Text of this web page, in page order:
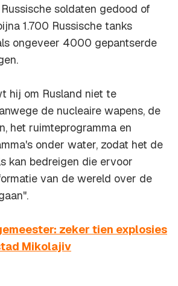
soldaten gedood of
1.700 Russische tanks
ongeveer 4000 gepantserde
hij om Rusland niet te
de nucleaire wapens, de
het ruimteprogramma en
onder water, zodat het de
kan bedreigen die ervoor
van de wereld over de
zeker tien explosies
Mikolajiv